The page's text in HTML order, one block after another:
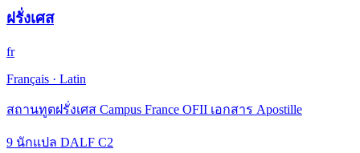
ฝรั่งเศส
fr
Français · Latin
สถานทูตฝรั่งเศส Campus France OFII เอกสาร Apostille
9 นักแปล DALF C2